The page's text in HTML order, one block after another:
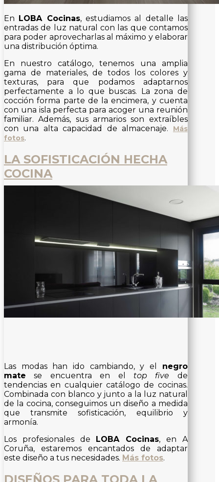
En LOBA Cocinas, estudiamos al detalle las
entradas de luz natural con las que contamos
para poder aprovecharlas al máximo y elaborar
una distribución óptima.
En nuestro catálogo, tenemos una amplia
gama de materiales, de todos los colores y
texturas, para que podamos adaptarnos
perfectamente a lo que buscas. La zona de
cocción forma parte de la encimera, y cuenta
con una isla perfecta para acoger una reunión
familiar. Además, sus armarios son extraíbles
con una alta capacidad de almacenaje. Más
fotos.
LA SOFISTICACIÓN HECHA
COCINA
Las modas han ido cambiando, y el negro
mate se encuentra en el top five de
tendencias en cualquier catálogo de cocinas.
Combinada con blanco y junto a la luz natural
de la cocina, conseguimos un diseño a medida
que transmite sofisticación, equilibrio y
armonía.
Los profesionales de LOBA Cocinas, en A
Coruña, estaremos encantados de adaptar
este diseño a tus necesidades. Más fotos.
DISEÑOS PARA TODA LA